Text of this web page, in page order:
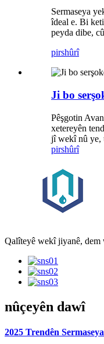
Sermaseya
îdeal e. Bi
peyda dibe,
pirshûrî
Ji bo
Pêşgotin
xetereyên
jî wekî nû ye,
pirshûrî
Qalîteyê wekî jiyanê, dem
nûçeyên dawî
2025 Trendên